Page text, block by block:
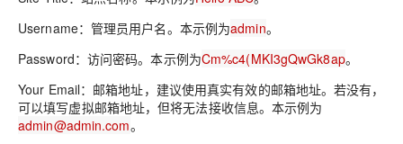
Username：管理员用户名。本示例为admin。
Password：访问密码。本示例为Cm%c4(MKI3gQwGk8ap。
Your Email：邮箱地址，建议使用真实有效的邮箱地址。若没有，
可以填写虚拟邮箱地址，但将无法接收信息。本示例为
admin@admin.com。